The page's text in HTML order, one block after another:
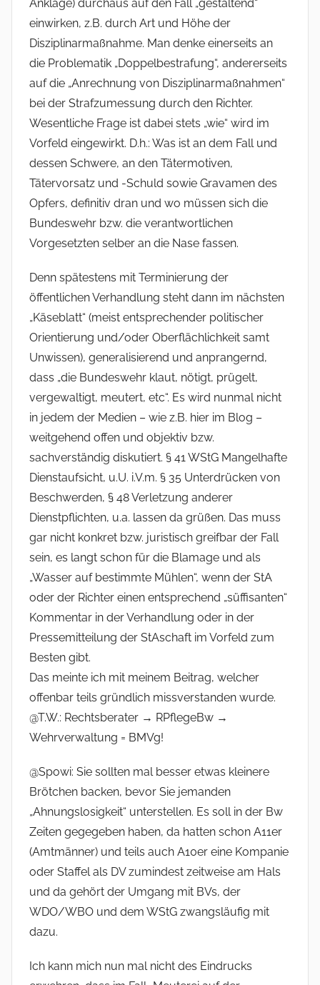
Anklage) durchaus auf den Fall „gestaltend“
einwirken, z.B. durch Art und Höhe der
Disziplinarmaßnahme. Man denke einerseits an
die Problematik „Doppelbestrafung“, andererseits
auf die „Anrechnung von Disziplinarmaßnahmen“
bei der Strafzumessung durch den Richter.
Wesentliche Frage ist dabei stets „wie“ wird im
Vorfeld eingewirkt. D.h.: Was ist an dem Fall und
dessen Schwere, an den Tätermotiven,
Tätervorsatz und -Schuld sowie Gravamen des
Opfers, definitiv dran und wo müssen sich die
Bundeswehr bzw. die verantwortlichen
Vorgesetzten selber an die Nase fassen.
Denn spätestens mit Terminierung der
öffentlichen Verhandlung steht dann im nächsten
„Käseblatt“ (meist entsprechender politischer
Orientierung und/oder Oberflächlichkeit samt
Unwissen), generalisierend und anprangernd,
dass „die Bundeswehr klaut, nötigt, prügelt,
vergewaltigt, meutert, etc“. Es wird nunmal nicht
in jedem der Medien – wie z.B. hier im Blog –
weitgehend offen und objektiv bzw.
sachverständig diskutiert. § 41 WStG Mangelhafte
Dienstaufsicht, u.U. i.V.m. § 35 Unterdrücken von
Beschwerden, § 48 Verletzung anderer
Dienstpflichten, u.a. lassen da grüßen. Das muss
gar nicht konkret bzw. juristisch greifbar der Fall
sein, es langt schon für die Blamage und als
„Wasser auf bestimmte Mühlen“, wenn der StA
oder der Richter einen entsprechend „süffisanten“
Kommentar in der Verhandlung oder in der
Pressemitteilung der StAschaft im Vorfeld zum
Besten gibt.
Das meinte ich mit meinem Beitrag, welcher
offenbar teils gründlich missverstanden wurde.
@T.W.: Rechtsberater → RPflegeBw →
Wehrverwaltung = BMVg!
@Spowi: Sie sollten mal besser etwas kleinere
Brötchen backen, bevor Sie jemanden
„Ahnungslosigkeit“ unterstellen. Es soll in der Bw
Zeiten gegegeben haben, da hatten schon A11er
(Amtmänner) und teils auch A10er eine Kompanie
oder Staffel als DV zumindest zeitweise am Hals
und da gehört der Umgang mit BVs, der
WDO/WBO und dem WStG zwangsläufig mit
dazu.
Ich kann mich nun mal nicht des Eindrucks